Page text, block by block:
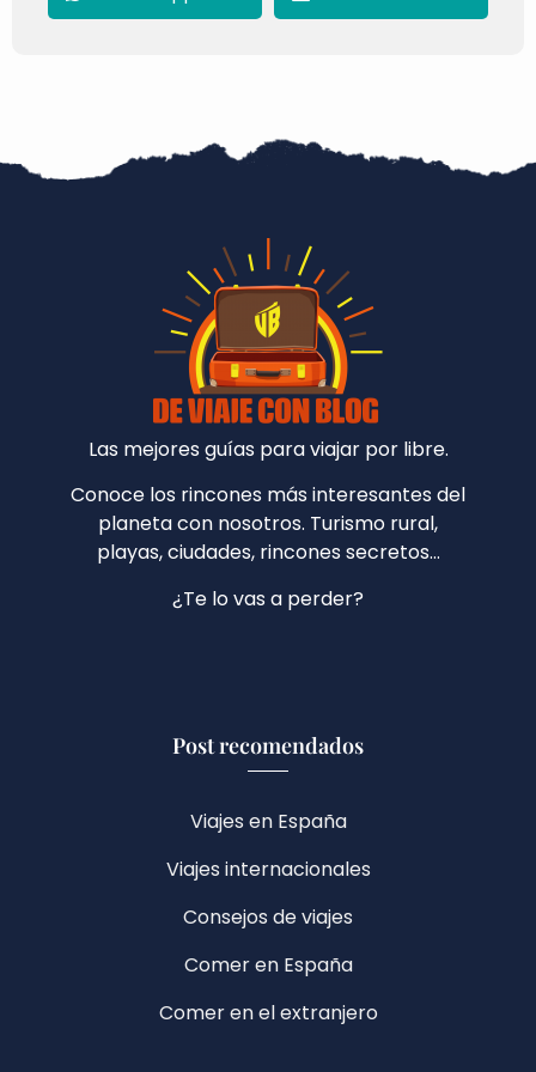
Las mejores guías para viajar por libre.
Conoce los rincones más interesantes del
planeta con nosotros. Turismo rural,
playas, ciudades, rincones secretos…
¿Te lo vas a perder?
Post recomendados
Viajes en España
Viajes internacionales
Consejos de viajes
Comer en España
Comer en el extranjero